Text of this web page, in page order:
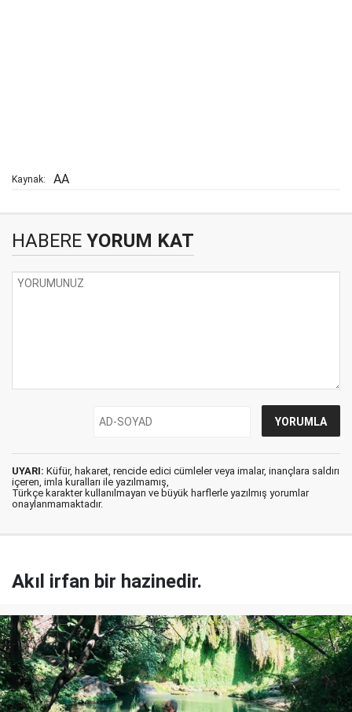
Kaynak: AA
HABERE YORUM KAT
UYARI: Küfür, hakaret, rencide edici cümleler veya imalar, inançlara saldırı
içeren, imla kuralları ile yazılmamış,
Türkçe karakter kullanılmayan ve büyük harflerle yazılmış yorumlar
onaylanmamaktadır.
Akıl irfan bir hazinedir.